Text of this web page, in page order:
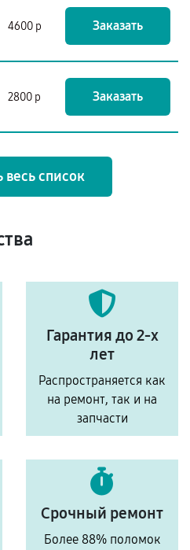
4600 р Заказать
2800 р Заказать
весь список
Гарантия до 2-х
лет
Распространяется как
на ремонт, так и на
запчасти
Срочный ремонт
Более 88% поломок